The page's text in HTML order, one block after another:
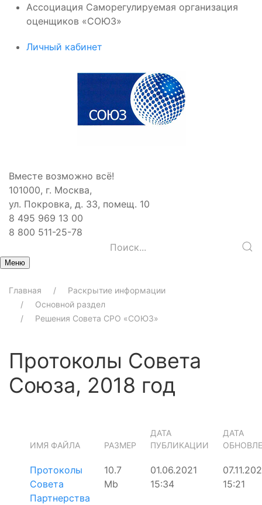
Ассоциация Саморегулируемая организация
оценщиков «СОЮЗ»
Личный кабинет
Вместе возможно всё!
101000, г. Москва,
ул. Покровка, д. 33, помещ. 10
8 495 969 13 00
8 800 511-25-78
Меню
Главная
Раскрытие информации
Основной раздел
Решения Совета СРО «СОЮЗ»
Протоколы Совета
Союза, 2018 год
ИМЯ ФАЙЛА РАЗМЕР
ДАТА
ПУБЛИКАЦИИ
ДАТА
Протоколы
Совета
Партнерства
10.7
Mb
01.06.2021
15:34
15:21